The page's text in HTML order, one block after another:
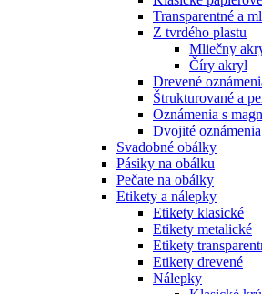
Transparentné a
Z tvrdého plastu
Mliečny
Číry akryl
Drevené
Štrukturované a
Oznámenia s
Dvojité
Svadobné obálky
Pásiky na obálku
Pečate na obálky
Etikety a nálepky
Etikety klasické
Etikety metalické
Etikety
Etikety drevené
Nálepky